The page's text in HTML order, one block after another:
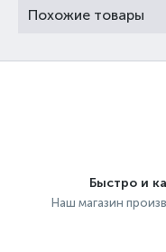
Похожие товары
Быстро и
Наш магазин